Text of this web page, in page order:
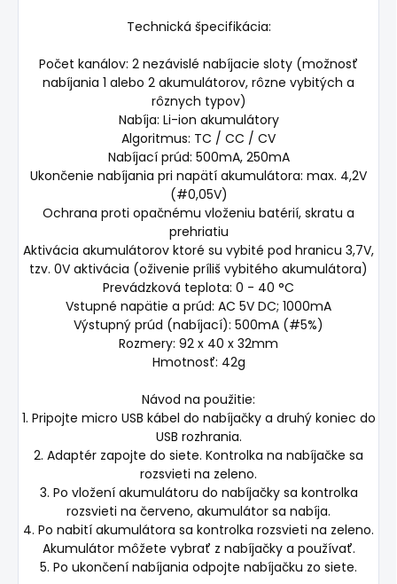
Technická špecifikácia:
Počet kanálov: 2 nezávislé nabíjacie sloty (možnosť
nabíjania 1 alebo 2 akumulátorov, rôzne vybitých a
rôznych typov)
Nabíja: Li-ion akumulátory
Algoritmus: TC / CC / CV
Nabíjací prúd: 500mA, 250mA
Ukončenie nabíjania pri napätí akumulátora: max. 4,2V
(#0,05V)
Ochrana proti opačnému vloženiu batérií, skratu a
prehriatiu
Aktivácia akumulátorov ktoré su vybité pod hranicu 3,7V,
tzv. 0V aktivácia (oživenie príliš vybitého akumulátora)
Prevádzková teplota: 0 - 40 °C
Vstupné napätie a prúd: AC 5V DC; 1000mA
Výstupný prúd (nabíjací): 500mA (#5%)
Rozmery: 92 x 40 x 32mm
Hmotnosť: 42g
Návod na použitie:
1. Pripojte micro USB kábel do nabíjačky a druhý koniec do
USB rozhrania.
2. Adaptér zapojte do siete. Kontrolka na nabíjačke sa
rozsvieti na zeleno.
3. Po vložení akumulátoru do nabíjačky sa kontrolka
rozsvieti na červeno, akumulátor sa nabíja.
4. Po nabití akumulátora sa kontrolka rozsvieti na zeleno.
Akumulátor môžete vybrať z nabíjačky a používať.
5. Po ukončení nabíjania odpojte nabíjačku zo siete.